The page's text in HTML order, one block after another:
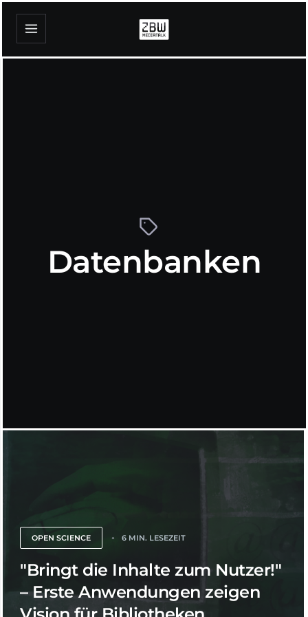
Datenbanken
OPEN SCIENCE 6 MIN. LESEZEIT
"Bringt die Inhalte zum Nutzer!"
– Erste Anwendungen zeigen